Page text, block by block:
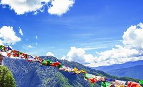
に魅力的な目的地です。